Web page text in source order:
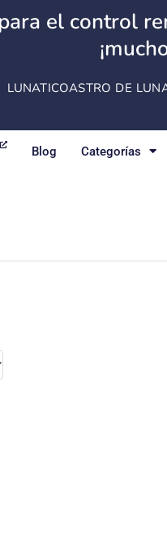
el control
LUNATICOASTRO DE
Blog Categorías